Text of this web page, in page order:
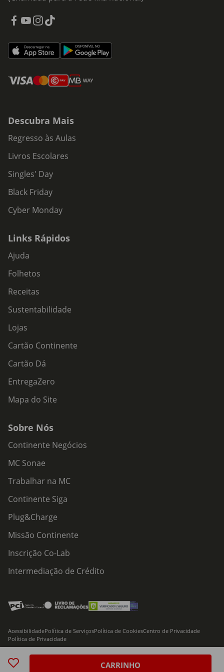
CARRINHO
Descubra Mais
Regresso às Aulas
Livros Escolares
Singles' Day
Black Friday
Cyber Monday
Links Rápidos
Ajuda
Folhetos
Receitas
Sustentabilidade
Lojas
Cartão Continente
Cartão Dá
EntregaZero
Mapa do Site
Sobre Nós
Continente Negócios
MC Sonae
Trabalhar na MC
Continente Siga
Plug&Charge
Missão Continente
Inscrição Co-Lab
Intermediação de Crédito
© 2026 Modelo Continente Hipermercados, S.A. Todos os direitos reservados
AcessibilidadePolítica de ServiçosPolítica de CookiesCentro de Privacidade
Política de Privacidade